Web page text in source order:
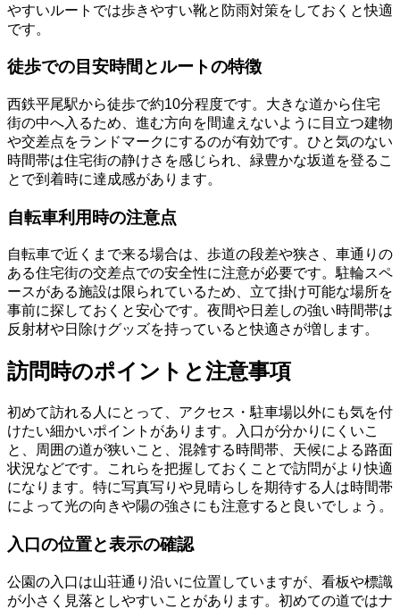
やすいルートでは歩きやすい靴と防雨対策をしておくと快適
です。
徒歩での目安時間とルートの特徴
西鉄平尾駅から徒歩で約10分程度です。大きな道から住宅
街の中へ入るため、進む方向を間違えないように目立つ建物
や交差点をランドマークにするのが有効です。ひと気のない
時間帯は住宅街の静けさを感じられ、緑豊かな坂道を登るこ
とで到着時に達成感があります。
自転車利用時の注意点
自転車で近くまで来る場合は、歩道の段差や狭さ、車通りの
ある住宅街の交差点での安全性に注意が必要です。駐輪スペ
ースがある施設は限られているため、立て掛け可能な場所を
事前に探しておくと安心です。夜間や日差しの強い時間帯は
反射材や日除けグッズを持っていると快適さが増します。
訪問時のポイントと注意事項
初めて訪れる人にとって、アクセス・駐車場以外にも気を付
けたい細かいポイントがあります。入口が分かりにくいこ
と、周囲の道が狭いこと、混雑する時間帯、天候による路面
状況などです。これらを把握しておくことで訪問がより快適
になります。特に写真写りや見晴らしを期待する人は時間帯
によって光の向きや陽の強さにも注意すると良いでしょう。
入口の位置と表示の確認
公園の入口は山荘通り沿いに位置していますが、看板や標識
が小さく見落としやすいことがあります。初めての道ではナ